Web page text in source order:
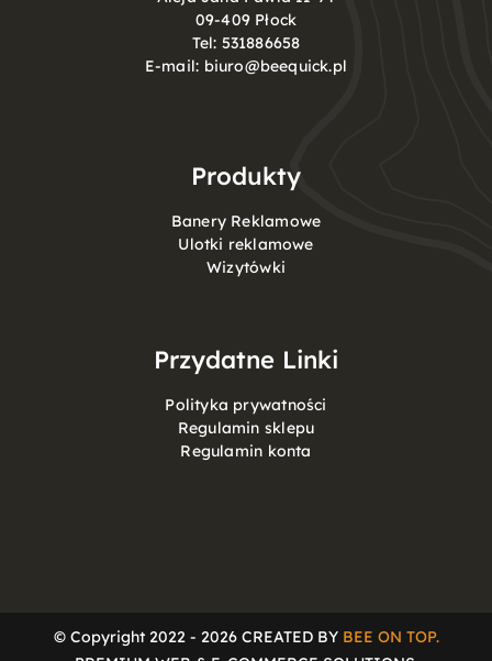
09-409 Płock
Tel: 531886658
E-mail: biuro@beequick.pl
Produkty
Banery Reklamowe
Ulotki reklamowe
Wizytówki
Przydatne Linki
Polityka prywatności
Regulamin sklepu
Regulamin konta
© Copyright 2022 - 2026 CREATED BY BEE ON TOP.